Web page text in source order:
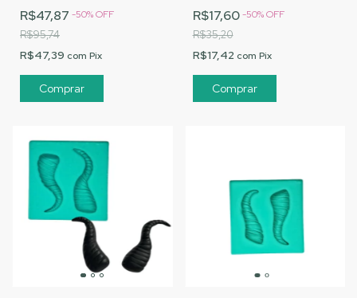
Vilã 2 - MJ Artesanatos
|Cód. A127
R$47,87 -50%OFF
R$95,74
R$47,39 com Pix
Artesanatos |Cód. A128
R$17,60-50%OFF
R$35,20
R$17,42 com Pix